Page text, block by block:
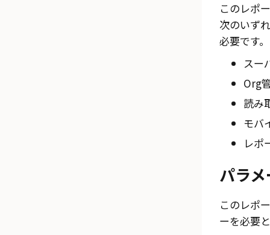
このレポ
次のいず
必要です。
スー
Org
読み
モバ
レポ
パラ
このレポ
ーを必要